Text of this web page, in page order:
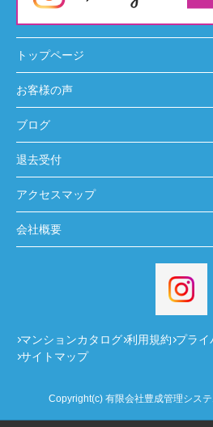
トップページ
お客様の声
ブログ
退去受付
アクセスマップ
会社概要
マンションカタログ 利用規約 プライ
サイトマップ
Copyright(c) 有限会社豊成管理シス